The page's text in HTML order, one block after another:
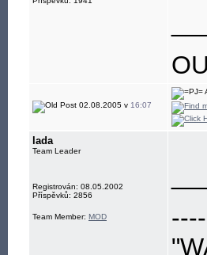
02.08.2005 v 16:07
lada
Team Leader
Registrován: 08.05.2002
Příspěvků: 2856
Team Member: MOD